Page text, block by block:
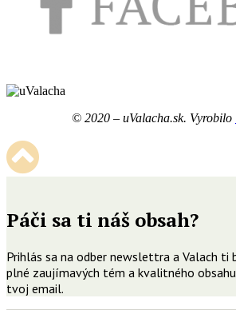
© 2020 – uValacha.sk. Vyrobilo
Páči sa ti náš obsah?
Prihlás sa na odber newslettra a Valach ti
plné zaujímavých tém a kvalitného
tvoj email.